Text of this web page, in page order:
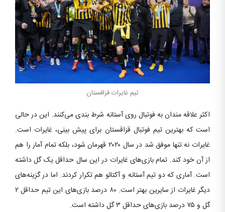
تیم غایرات قزاقستان
اکثر علاقه مندان به فوتبال روی آستانه شرط بندی می‌کنند. این در حالی
است که بهترین تیم فوتبال قزاقستان برای پیش بینی، غایرات است.
غایرات نه تنها موفق شد در سال ۲۰۲۰ قهرمان شود، بلکه تمام آمار را هم
از آن خود کند. تمام بازی‌های غایرات در این سال حداقل یک گل داشته
است. آماری که دو تیم آستانه و آکتائو هم تکرار کردند. اما در گزینه‌های
دیگر غایرات از سایرین بهتر است. ۸۰ درصد بازی‌های این تیم حداقل ۲
گل و ۷۵ درصد بازی‌های حداقل ۳ گل داشته است.